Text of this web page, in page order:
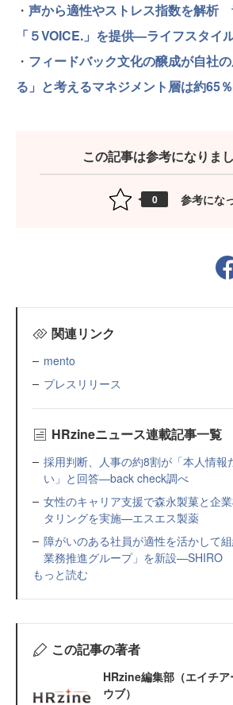
・ 声から適性やストレス指数を解析
「５VOICE.」を提供—ライフスタイ
・ フィードバック文化の醸成が自社
る」と考えるマネジメント層は約65
この記事は参考になりま
0 参考にな
関連リンク
mento
プレスリリース
HRzineニュース連載記事一覧
採用判断、人事の約8割が「本人情報
い」と回答—back check調べ
女性のキャリア支援で森永製菓と企
タリングを実施—エスエス製薬
障がいのある社員が適性を活かして
業務推進グループ」を新設—SHIRO
もっと読む
この記事の著者
HRzine編集部（エイチ
ウブ）